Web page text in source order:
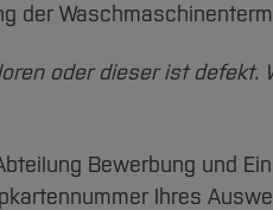
der
oder dieser ist defekt.
Bewerbung und
Ihres